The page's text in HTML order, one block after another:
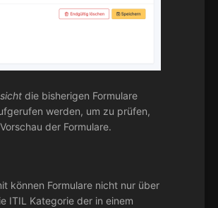
die bisherigen Formulare
werden, um zu prüfen,
der Formulare.
können Formulare nicht nur über
ITIL Kategorie der in einem